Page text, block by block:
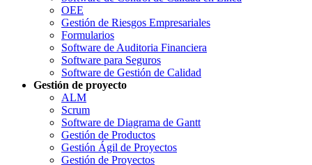
OEE
Gestión de Riesgos Empresariales
Formularios
Software de Auditoria Financiera
Software para Seguros
Software de Gestión de Calidad
Gestión de proyecto
ALM
Scrum
Software de Diagrama de Gantt
Gestión de Productos
Gestión Ágil de Proyectos
Gestión de Proyectos